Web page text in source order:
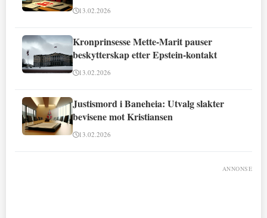
13.02.2026
Kronprinsesse Mette-Marit pauser
beskytterskap etter Epstein-kontakt
13.02.2026
Justismord i Baneheia: Utvalg slakter
bevisene mot Kristiansen
13.02.2026
ANNONSE